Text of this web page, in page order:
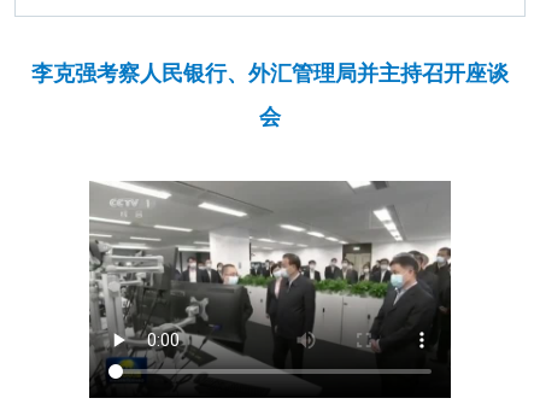
李克强考察人民银行、外汇管理局并主持召开座谈
会